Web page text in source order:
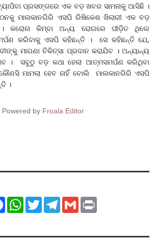
ପ୍ରସଙ୍ଗରେ ଏକ ବଡ଼ ଖବର ସାମନାକୁ ଆସିଛି ।
ମାଲକାନଗିରି ଏସପି ରିଷିକେଶ ଖିଲାରୀ ଏକ ବଡ଼
କରୋନା କିମ୍ବା ଅନ୍ୟ ରୋଗରେ ପୀଡ଼ିତ ଥିଲେ
କରିବାକୁ ଏସପି କହିଛନ୍ତି । ସେ କହିଛନ୍ତି ଯେ,
ମାଗଣା ଚିକିତ୍ସା ପ୍ରଦାନ କରାଯିବ । ଅନ୍ୟାନ୍ୟ
। ସବୁଠୁ ବଡ଼ କଥା ହେଲା ଆତ୍ମସମର୍ପଣ କରିଥିବା
କୌଣସି ମାମଲା ହେବ ନାହିଁ ବୋଲି ମାଲକାନଗିରି ଏସପି
।
Powered by Froala Editor
FacebookWhatsApp
TwitterTelegram
Gmail